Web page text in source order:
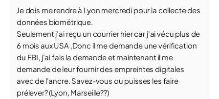
Je dois me rendre à Lyon mercredi pour la collecte des
données biométrique.
Seulement j'ai reçu un courrier hier car j'ai vécu plus de
6 mois aux USA ,Donc il me demande une vérification
du FBI, j'ai fais la demande et maintenant il me
demande de leur fournir des empreintes digitales
avec de l'ancre. Savez-vous ou puisses les faire
prélever? (Lyon, Marseille??)